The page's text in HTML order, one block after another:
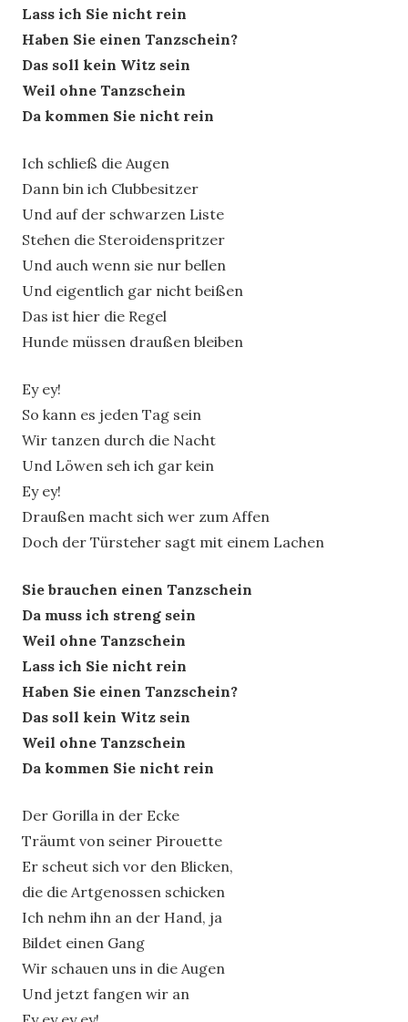
Lass ich Sie nicht rein
Haben Sie einen Tanzschein?
Das soll kein Witz sein
Weil ohne Tanzschein
Da kommen Sie nicht rein
Ich schließ die Augen
Dann bin ich Clubbesitzer
Und auf der schwarzen Liste
Stehen die Steroidenspritzer
Und auch wenn sie nur bellen
Und eigentlich gar nicht beißen
Das ist hier die Regel
Hunde müssen draußen bleiben
Ey ey!
So kann es jeden Tag sein
Wir tanzen durch die Nacht
Und Löwen seh ich gar kein
Ey ey!
Draußen macht sich wer zum Affen
Doch der Türsteher sagt mit einem Lachen
Sie brauchen einen Tanzschein
Da muss ich streng sein
Weil ohne Tanzschein
Lass ich Sie nicht rein
Haben Sie einen Tanzschein?
Das soll kein Witz sein
Weil ohne Tanzschein
Da kommen Sie nicht rein
Der Gorilla in der Ecke
Träumt von seiner Pirouette
Er scheut sich vor den Blicken,
die die Artgenossen schicken
Ich nehm ihn an der Hand, ja
Bildet einen Gang
Wir schauen uns in die Augen
Und jetzt fangen wir an